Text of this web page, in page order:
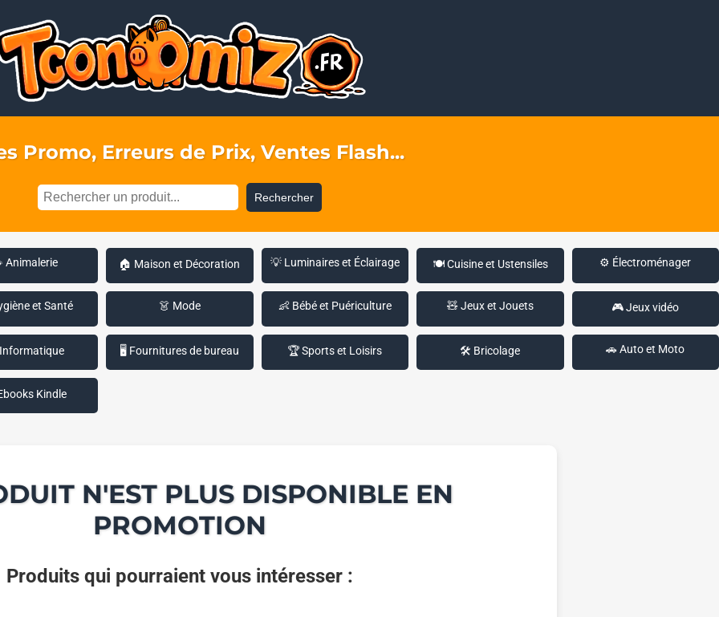
Promo, Erreurs de Prix, Ventes Flash...
Rechercher
Animalerie 🏠 Maison et Décoration 💡 Luminaires et Éclairage 🍽️ Cuisine et Ustensiles ⚙️ Électroménager
et Santé 👗 Mode 👶 Bébé et Puériculture 🧸 Jeux et Jouets 🎮 Jeux vidéo
🖥️ Fournitures de bureau 🏆 Sports et Loisirs 🛠️ Bricolage 🚗 Auto et Moto
Kindle
N'EST PLUS DISPONIBLE EN
PROMOTION
Produits qui pourraient vous intéresser :